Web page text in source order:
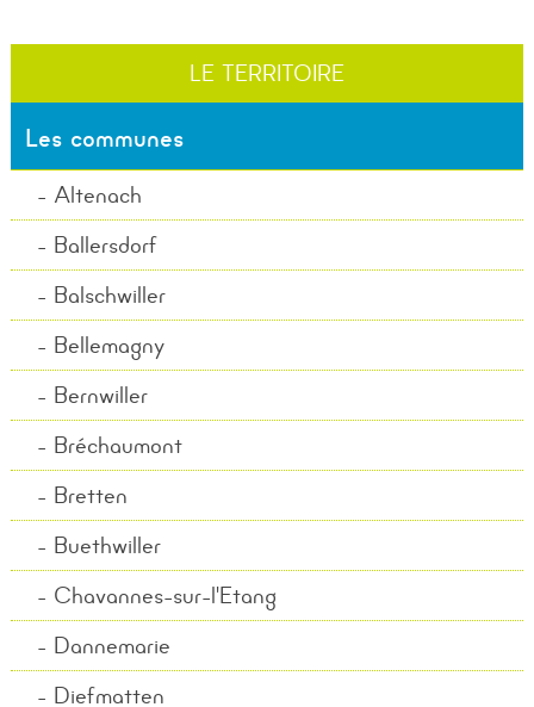
LE TERRITOIRE
Les communes
Altenach
Ballersdorf
Balschwiller
Bellemagny
Bernwiller
Bréchaumont
Bretten
Buethwiller
Chavannes-sur-l'Etang
Dannemarie
Diefmatten